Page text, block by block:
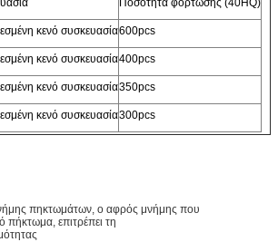
Ποσότητα φόρτωσης (40HQ)
κενό συσκευασία600pcs
κενό συσκευασία400pcs
κενό συσκευασία350pcs
κενό συσκευασία300pcs
πηκτωμάτων, ο αφρός μνήμης που
πήκτωμα, επιτρέπει τη